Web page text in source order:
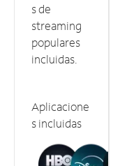
s de
streaming
populares
incluidas.
Aplicacione
s incluidas